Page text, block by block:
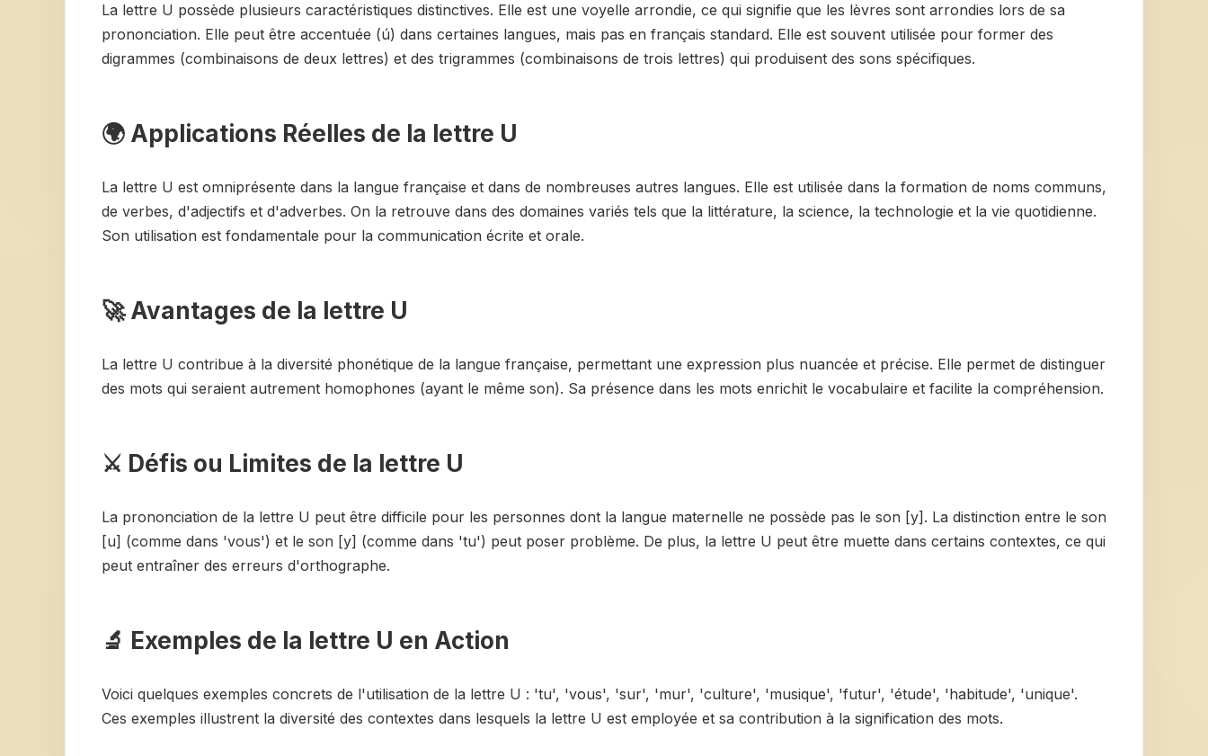
La lettre U possède plusieurs caractéristiques distinctives. Elle est une voyelle arrondie, ce qui signifie que les lèvres sont arrondies lors de sa
prononciation. Elle peut être accentuée (ú) dans certaines langues, mais pas en français standard. Elle est souvent utilisée pour former des
digrammes (combinaisons de deux lettres) et des trigrammes (combinaisons de trois lettres) qui produisent des sons spécifiques.
🌍 Applications Réelles de la lettre U
La lettre U est omniprésente dans la langue française et dans de nombreuses autres langues. Elle est utilisée dans la formation de noms communs,
de verbes, d'adjectifs et d'adverbes. On la retrouve dans des domaines variés tels que la littérature, la science, la technologie et la vie quotidienne.
Son utilisation est fondamentale pour la communication écrite et orale.
🚀 Avantages de la lettre U
La lettre U contribue à la diversité phonétique de la langue française, permettant une expression plus nuancée et précise. Elle permet de distinguer
des mots qui seraient autrement homophones (ayant le même son). Sa présence dans les mots enrichit le vocabulaire et facilite la compréhension.
⚔️ Défis ou Limites de la lettre U
La prononciation de la lettre U peut être difficile pour les personnes dont la langue maternelle ne possède pas le son [y]. La distinction entre le son
[u] (comme dans 'vous') et le son [y] (comme dans 'tu') peut poser problème. De plus, la lettre U peut être muette dans certains contextes, ce qui
peut entraîner des erreurs d'orthographe.
🔬 Exemples de la lettre U en Action
Voici quelques exemples concrets de l'utilisation de la lettre U : 'tu', 'vous', 'sur', 'mur', 'culture', 'musique', 'futur', 'étude', 'habitude', 'unique'.
Ces exemples illustrent la diversité des contextes dans lesquels la lettre U est employée et sa contribution à la signification des mots.